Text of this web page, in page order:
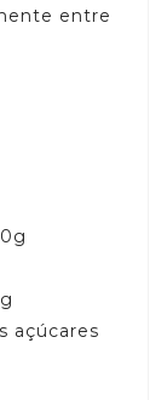
entre
açúcares